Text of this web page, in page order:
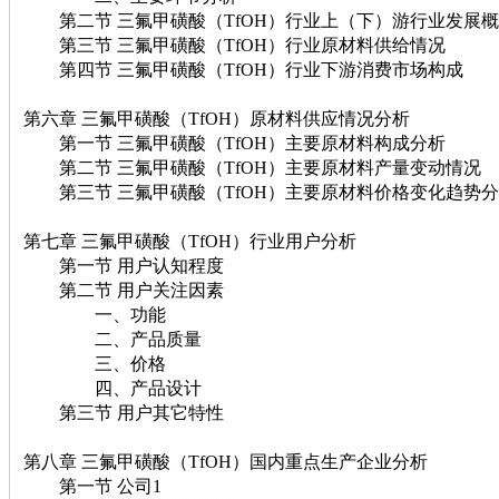
第二节 三氟甲磺酸（TfOH）行业上（下）游行业发展
第三节 三氟甲磺酸（TfOH）行业原材料供给情况
第四节 三氟甲磺酸（TfOH）行业下游消费市场构成
第六章 三氟甲磺酸（TfOH）原材料供应情况分析
第一节 三氟甲磺酸（TfOH）主要原材料构成分析
第二节 三氟甲磺酸（TfOH）主要原材料产量变动情况
第三节 三氟甲磺酸（TfOH）主要原材料价格变化趋势
第七章 三氟甲磺酸（TfOH）行业用户分析
第一节 用户认知程度
第二节 用户关注因素
一、功能
二、产品质量
三、价格
四、产品设计
第三节 用户其它特性
第八章 三氟甲磺酸（TfOH）国内重点生产企业分析
第一节 公司1